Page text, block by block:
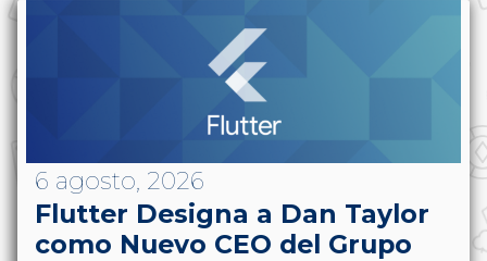
6 agosto, 2026
Flutter Designa a Dan Taylor
como Nuevo CEO del Grupo